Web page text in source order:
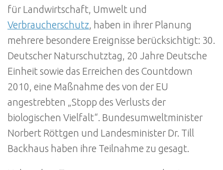
für Landwirtschaft, Umwelt und
Verbraucherschutz, haben in ihrer Planung
mehrere besondere Ereignisse berücksichtigt: 30.
Deutscher Naturschutztag, 20 Jahre Deutsche
Einheit sowie das Erreichen des Countdown
2010, eine Maßnahme des von der EU
angestrebten „Stopp des Verlusts der
biologischen Vielfalt“. Bundesumweltminister
Norbert Röttgen und Landesminister Dr. Till
Backhaus haben ihre Teilnahme zu gesagt.